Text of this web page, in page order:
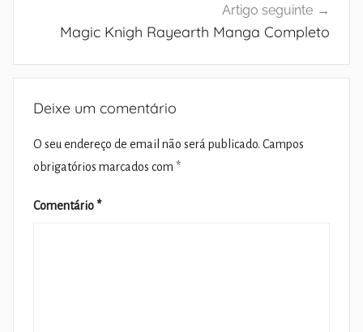
Artigo seguinte
Magic Knigh Rayearth Manga Completo
Deixe um comentário
O seu endereço de email não será publicado. Campos
obrigatórios marcados com *
Comentário *